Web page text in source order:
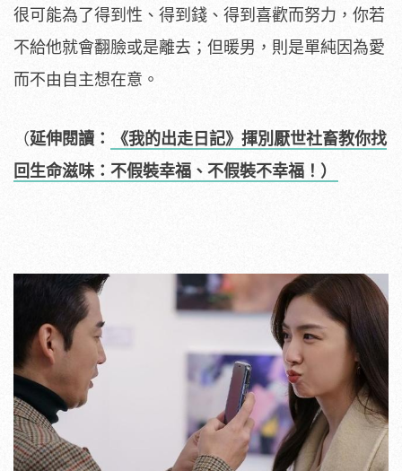
很可能為了得到性、得到錢、得到喜歡而努力，你若
不給他就會翻臉或是離去；但暖男，則是單純因為愛
而不由自主想在意。
（延伸閱讀：
《我的出走日記》揮別厭世社畜教你找
回生命滋味：不假裝幸福、不假裝不幸福！）